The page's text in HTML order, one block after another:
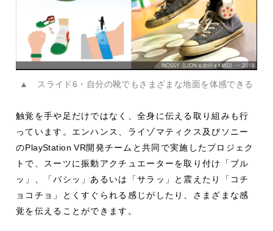
▲ スライド6・自分の靴でもさまざまな地面を体感できる
触覚を手や足だけではなく、全身に伝える取り組みも行
っています。エンハンス、ライゾマティクス及びソニー
のPlayStation VR開発チームと共同で実施したプロジェク
トで、スーツに振動アクチュエーターを取り付け「ブル
ッ」、「バシッ」あるいは「サラッ」と震えたり「コチ
ョコチョ」とくすぐられる感じがしたり、さまざまな感
覚を伝えることができます。